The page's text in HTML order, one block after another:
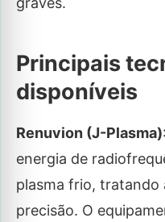
Principais
disponíveis
Renuvion (J-Plasma)
energia de
plasma frio, tratando
precisão. O